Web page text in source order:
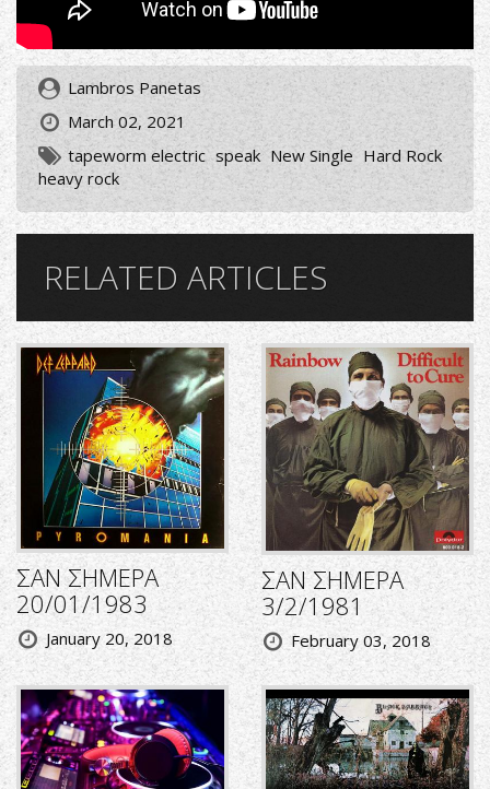
Lambros Panetas
March 02, 2021
tapeworm electric speak New Single Hard Rock
heavy rock
RELATED ARTICLES
ΣΑΝ ΣΗΜΕΡΑ
20/01/1983
January 20, 2018
ΣΑΝ ΣΗΜΕΡΑ
3/2/1981
February 03, 2018